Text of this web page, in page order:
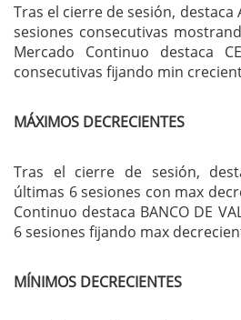
Tras el cierre de sesión, destaca
sesiones consecutivas
Mercado Continuo destaca
consecutivas fijando min
MÁXIMOS DECRECIENTES
Tras el cierre de sesión,
últimas 6 sesiones con max
Continuo destaca BANCO DE
6 sesiones fijando max
MÍNIMOS DECRECIENTES